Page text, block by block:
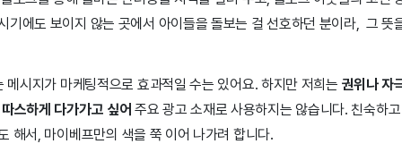
기에도 보이지 않는 곳에서 아이들을 돌보는 걸 선호하던 분이라, 그 뜻
메시지가 마케팅적으로 효과적일 수는 있어요. 하지만 저희는 권위나 자
스하게 다가가고 싶어 주요 광고 소재로 사용하지는 않습니다. 친숙하
해서, 마이베프만의 색을 쭉 이어 나가려 합니다.